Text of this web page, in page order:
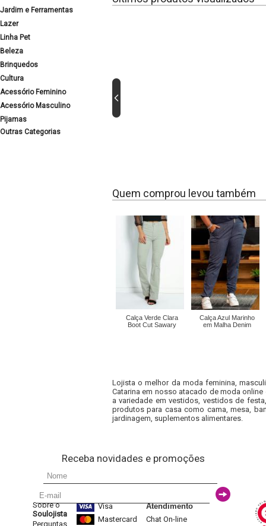
Jardim e Ferramentas
Lazer
Linha Pet
Beleza
Brinquedos
Cultura
Acessório Feminino
Acessório Masculino
Pijamas
Outras Categorias
Quem comprou levou também
Calça Verde Clara
Boot Cut Sawary
Calça Azul Marinho
em Malha Denim
Lojista o melhor da moda feminina,
Catarina em nosso atacado de moda
a variedade em vestidos, vestidos de
produtos para casa como cama, mesa,
jardinagem, suplementos alimentares.
Receba novidades e promoções
Sobre o
Soulojista
Perguntas
Visa
Mastercard
Atendimento
Chat On-line